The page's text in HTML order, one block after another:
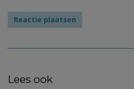
Lees ook